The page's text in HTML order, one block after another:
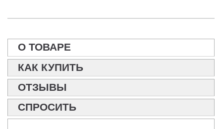
О ТОВАРЕ
КАК КУПИТЬ
ОТЗЫВЫ
СПРОСИТЬ